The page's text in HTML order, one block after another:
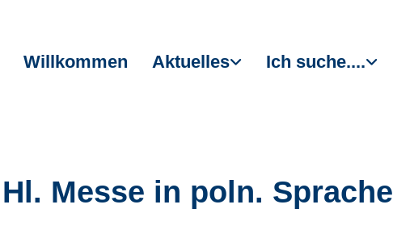
Willkommen Aktuelles Ich suche....
Hl. Messe in poln. Sprache